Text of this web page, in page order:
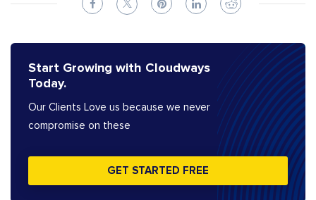
Start Growing with Cloudways
Today.
Our Clients Love us because we never
compromise on these
GET STARTED FREE